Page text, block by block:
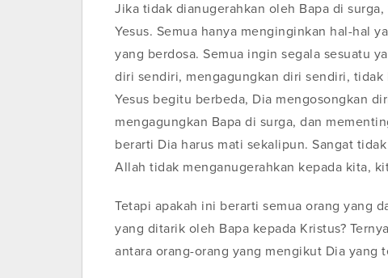
Jika tidak dianugerahkan oleh Bapa di
Yesus. Semua hanya menginginkan hal-hal
yang berdosa. Semua ingin segala sesuatu
diri sendiri, mengagungkan diri sendiri, tidak
Yesus begitu berbeda, Dia mengosongkan
mengagungkan Bapa di surga, dan
berarti Dia harus mati sekalipun. Sangat
Allah tidak menganugerahkan kepada kita,
Tetapi apakah ini berarti semua orang yang
yang ditarik oleh Bapa kepada Kristus?
antara orang-orang yang mengikut Dia yang